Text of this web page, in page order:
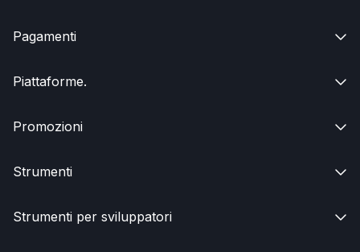
Pagamenti 
Piattaforme. 
Promozioni 
Strumenti 
Strumenti per sviluppatori 